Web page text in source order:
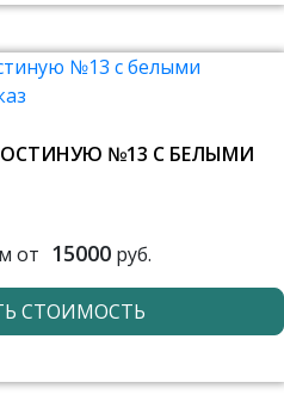
№13 С БЕЛЫМИ
от 15000руб.
СТОИМОСТЬ